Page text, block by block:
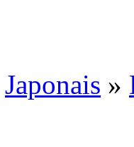
Japonais »